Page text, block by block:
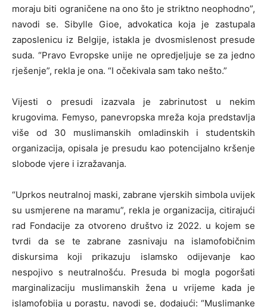
moraju biti ograničene na ono što je striktno neophodno”,
navodi se. Sibylle Gioe, advokatica koja je zastupala
zaposlenicu iz Belgije, istakla je dvosmislenost presude
suda. “Pravo Evropske unije ne opredjeljuje se za jedno
rješenje”, rekla je ona. “I očekivala sam tako nešto.”
Vijesti o presudi izazvala je zabrinutost u nekim
krugovima. Femyso, panevropska mreža koja predstavlja
više od 30 muslimanskih omladinskih i studentskih
organizacija, opisala je presudu kao potencijalno kršenje
slobode vjere i izražavanja.
“Uprkos neutralnoj maski, zabrane vjerskih simbola uvijek
su usmjerene na maramu”, rekla je organizacija, citirajući
rad Fondacije za otvoreno društvo iz 2022. u kojem se
tvrdi da se te zabrane zasnivaju na islamofobičnim
diskursima koji prikazuju islamsko odijevanje kao
nespojivo s neutralnošću. Presuda bi mogla pogoršati
marginalizaciju muslimanskih žena u vrijeme kada je
islamofobija u porastu, navodi se, dodajući: “Muslimanke